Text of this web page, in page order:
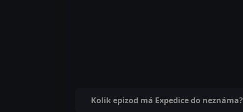
Kolik epizod má Expedice do neznáma?